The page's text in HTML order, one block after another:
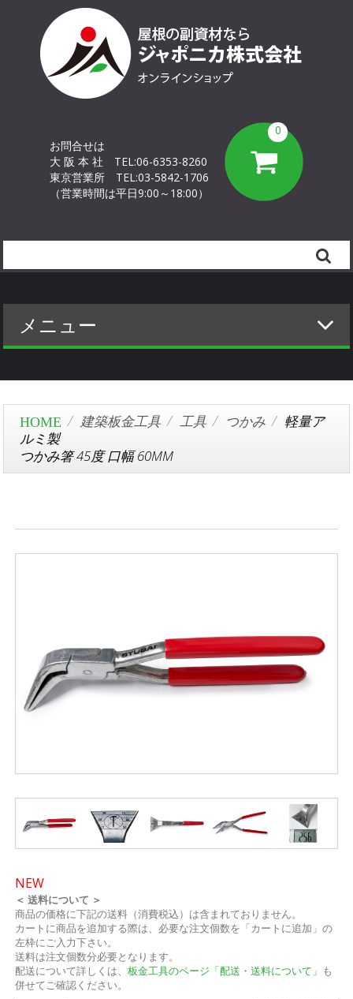
お問合せは
大 阪 本 社 TEL:06-6353-8260
東京営業所 TEL:03-5842-1706
（営業時間は平日9:00～18:00）
0
メニュー
建築板金工具 工具 つかみ
軽量ア
ルミ製
つかみ箸 45度 口幅 60MM
NEW
＜ 送料について ＞
商品の価格に下記の送料（消費税込）は含まれておりません。
カートに商品を追加する際は、必要な注文個数を「カートに追加」の
左枠にご入力下さい。
送料は注文個数分必要となります。
配送について詳しくは、板金工具のページ「配送・送料について」 も
併せてご確認ください。